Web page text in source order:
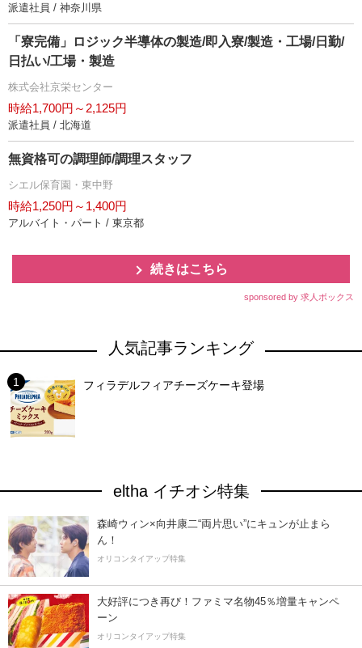
派遣社員 / 神奈川県
「寮完備」ロジック半導体の製造/即入寮/製造・工場/日勤/
日払い/工場・製造
株式会社京栄センター
時給1,700円～2,125円
派遣社員 / 北海道
無資格可の調理師/調理スタッフ
シエル保育園・東中野
時給1,250円～1,400円
アルバイト・パート / 東京都
続きはこちら
sponsored by 求人ボックス
人気記事ランキング
フィラデルフィアチーズケーキ登場
eltha イチオシ特集
森崎ウィン×向井康二“両片思い”にキュンが止まら
ん！
オリコンタイアップ特集
大好評につき再び！ファミマ名物45％増量キャンペ
ーン
オリコンタイアップ特集